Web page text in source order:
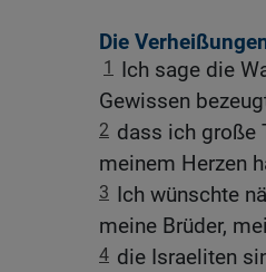
Die
1
Ich sage die
Gewissen
2 dass ich große
meinem Herzen
3 Ich wünschte
meine Brüder,
4 die Israeliten